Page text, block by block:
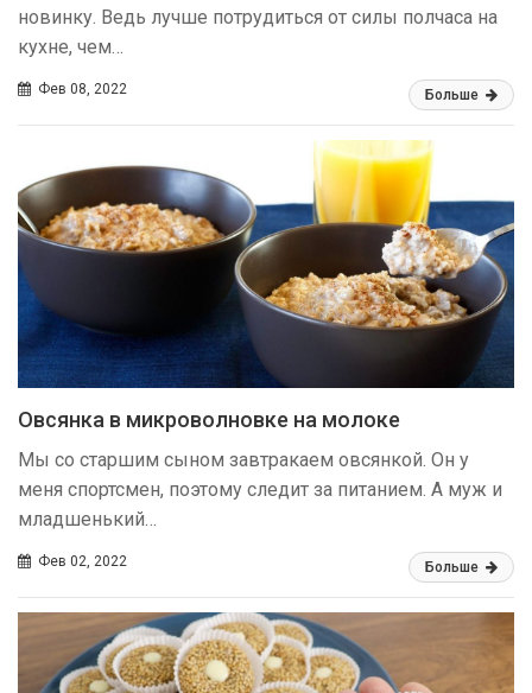
новинку. Ведь лучше потрудиться от силы полчаса на
кухне, чем…
Фев 08, 2022 Больше
Овсянка в микроволновке на молоке
Мы со старшим сыном завтракаем овсянкой. Он у
меня спортсмен, поэтому следит за питанием. А муж и
младшенький…
Фев 02, 2022 Больше